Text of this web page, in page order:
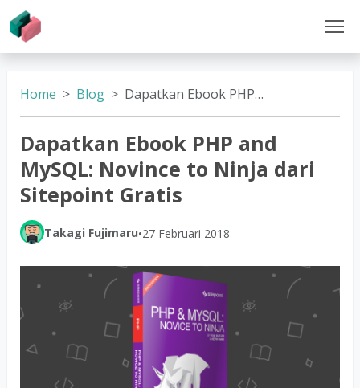
Home Blog Dapatkan Ebook PHP and MySQL: Novince to Ninja dari Sitepoint Gratis
Dapatkan Ebook PHP and
MySQL: Novince to Ninja dari
Sitepoint Gratis
Takagi Fujimaru•27 Februari 2018